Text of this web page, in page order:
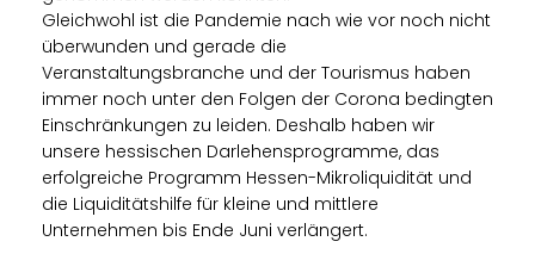
Gleichwohl ist die Pandemie nach wie vor noch nicht
überwunden und gerade die
Veranstaltungsbranche und der Tourismus haben
immer noch unter den Folgen der Corona bedingten
Einschränkungen zu leiden. Deshalb haben wir
unsere hessischen Darlehensprogramme, das
erfolgreiche Programm Hessen-Mikroliquidität und
die Liquiditätshilfe für kleine und mittlere
Unternehmen bis Ende Juni verlängert.